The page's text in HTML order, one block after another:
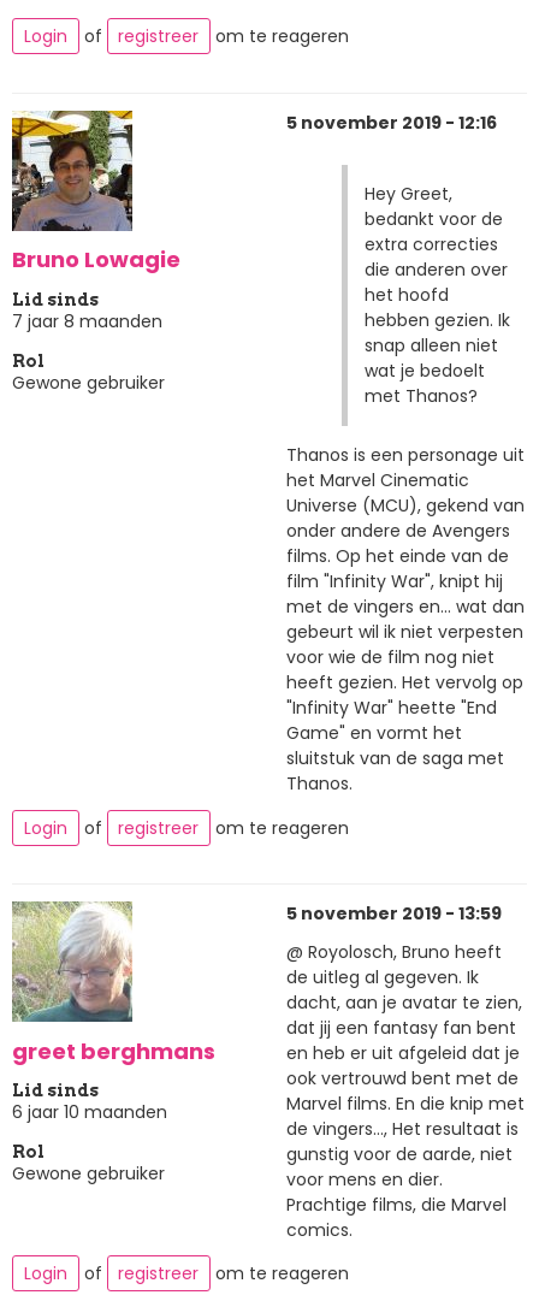
Login of registreer om te reageren
Bruno Lowagie
Lid sinds
7 jaar 8 maanden
Rol
Gewone gebruiker
5 november 2019 - 12:16
Hey Greet,
bedankt voor de
extra correcties
die anderen over
het hoofd
hebben gezien. Ik
snap alleen niet
wat je bedoelt
met Thanos?
Thanos is een personage uit
het Marvel Cinematic
Universe (MCU), gekend van
onder andere de Avengers
films. Op het einde van de
film "Infinity War", knipt hij
met de vingers en... wat dan
gebeurt wil ik niet verpesten
voor wie de film nog niet
heeft gezien. Het vervolg op
"Infinity War" heette "End
Game" en vormt het
sluitstuk van de saga met
Thanos.
Login
of registreer om te reageren
greet berghmans
Lid sinds
6 jaar 10 maanden
Rol
Gewone gebruiker
5 november 2019 - 13:59
@ Royolosch, Bruno heeft
de uitleg al gegeven. Ik
dacht, aan je avatar te zien,
dat jij een fantasy fan bent
en heb er uit afgeleid dat je
ook vertrouwd bent met de
Marvel films. En die knip met
de vingers..., Het resultaat is
gunstig voor de aarde, niet
voor mens en dier.
Prachtige films, die Marvel
comics.
Login
of registreer om te reageren